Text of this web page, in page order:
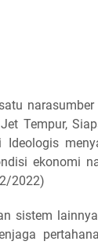
narasumber
Tempur,
ekonomi
2022)
sistem